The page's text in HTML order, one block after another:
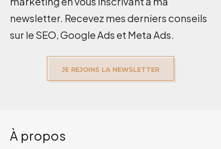
newsletter. Recevez mes derniers conseils
sur le SEO, Google Ads et Meta Ads.
JE REJOINS LA NEWSLETTER
À propos